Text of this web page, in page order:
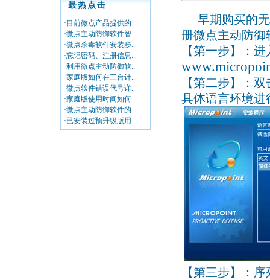
最热点击
·目前微点产品提供的...
·微点主动防御软件智...
·微点杀毒软件安装步...
·忘记密码、注册信息...
·利用微点主动防御软...
·家庭版如何在三台计...
·微点软件错误代号详...
·家庭版使用时间如何...
·微点主动防御软件的...
·已安装过预升级版用...
早期购买的
册微点主动防御
【第一步】：
【第二步】：
具体语言环境进
【第三步】：